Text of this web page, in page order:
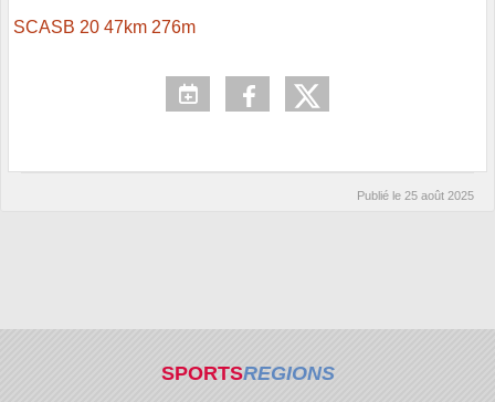
SCASB 20 47km 276m
Publié le 25 août 2025
SPORTSREGIONS